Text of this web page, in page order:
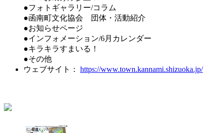
●フォトギャラリー/コラム
●函南町文化協会 団体・活動紹介
●お知らせページ
●インフォメーション/6月カレンダー
●キラキラすまいる！
●その他
ウェブサイト： https://www.town.kannami.shizuoka.jp/